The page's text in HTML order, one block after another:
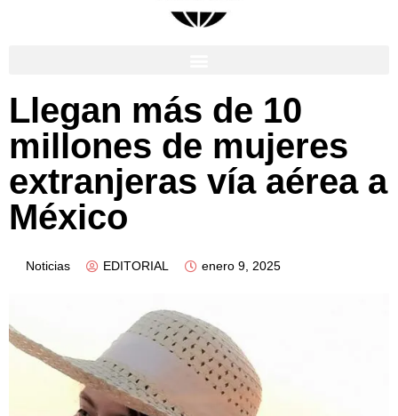
Llegan más de 10
millones de mujeres
extranjeras vía aérea a
México
Noticias EDITORIAL enero 9, 2025